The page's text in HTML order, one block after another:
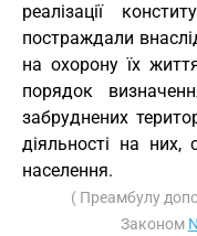
реалізації
постраждали
на охорону їх
порядок
забруднених
діяльності на них,
населення.
( Преамбулу
Законом